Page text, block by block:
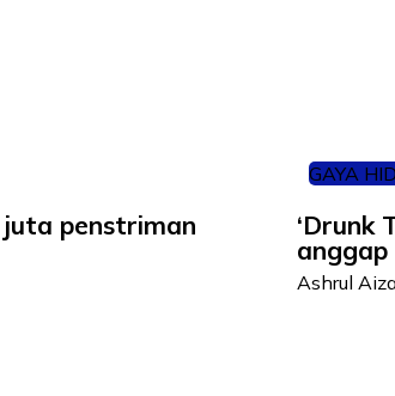
juta penstriman
GAYA
‘Drunk
anggap
Ashrul